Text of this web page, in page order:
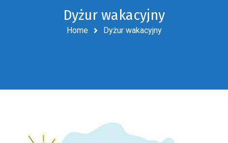
Dyżur wakacyjny
Home Dyżur wakacyjny